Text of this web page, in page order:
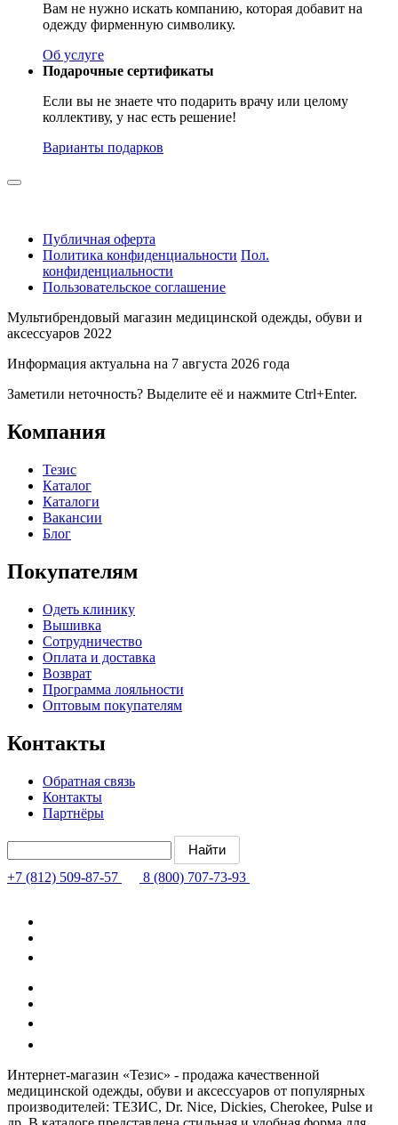
Вам не нужно искать компанию, которая добавит на
одежду фирменную символику.
Об услуге
Подарочные сертификаты
Если вы не знаете что подарить врачу или целому
коллективу, у нас есть решение!
Варианты подарков
Публичная оферта
Политика конфиденциальности Пол.
конфиденциальности
Пользовательское соглашение
Мультибрендовый магазин медицинской одежды, обуви и
аксессуаров 2022
Информация актуальна на 7 августа 2026 года
Заметили неточность? Выделите её и нажмите Ctrl+Enter.
Компания
Тезис
Каталог
Каталоги
Вакансии
Блог
Покупателям
Одеть клинику
Вышивка
Сотрудничество
Оплата и доставка
Возврат
Программа лояльности
Оптовым покупателям
Контакты
Обратная связь
Контакты
Партнёры
+7 (812) 509-87-57 8 (800) 707-73-93
Интернет-магазин «Тезис» - продажа качественной
медицинской одежды, обуви и аксессуаров от популярных
производителей: ТЕЗИС, Dr. Nice, Dickies, Cherokee, Pulse и